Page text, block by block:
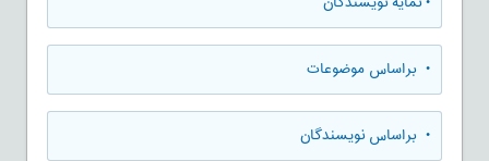
• براساس موضوعات
• براساس نویسندگان